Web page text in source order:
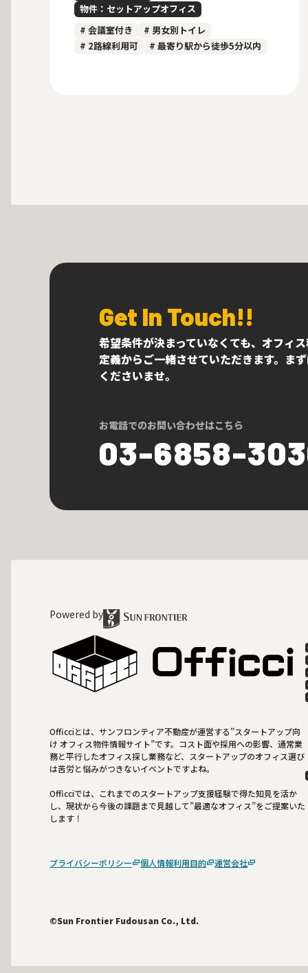
物件：セットアップオフィス
# 会議室付き
# 男女別トイレ
# 2路線利用可
# 最寄り駅から徒歩5分以内
Get In Touch!!
希望条件が決まっていなくても、オフィ
定義からご一緒させていただきます。ま
くださいませ。
お電話でのお問い合わせはこちら
03-6858-
Powered by
Officciとは、サンフロンティア不動産が運営する”スタートアップ向
け オフィス物件情報サイト”です。コスト面や採用への影響、通常業
務と平行したオフィス探し業務など、スタートアップのオフィス選び
は苦労と悩みがつきないイベントですよね。
Officciでは、これまでのスタートアップ支援経験で得た知見を活か
し、現状から今後の課題まで見越して”最適なオフィス”をご提案いた
します！
プライバシーポリシー 個人情報利用目的 運営会社
©Sun Frontier Fudousan Co., Ltd.